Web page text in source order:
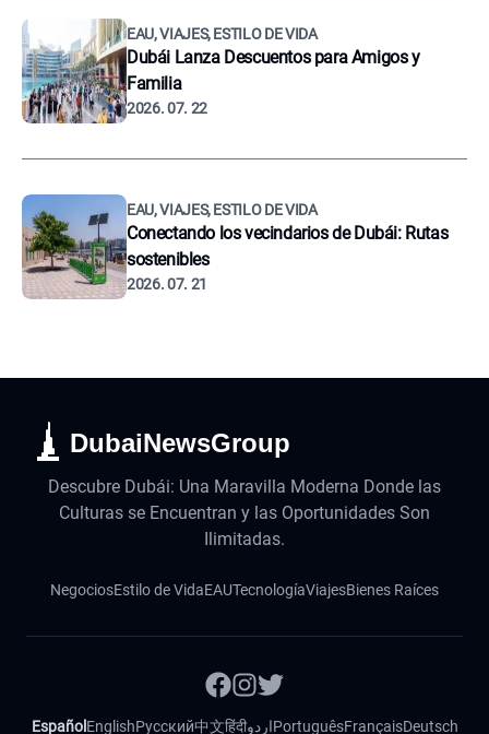
EAU, VIAJES, ESTILO DE VIDA
Dubái Lanza Descuentos para Amigos y
Familia
2026. 07. 22
EAU, VIAJES, ESTILO DE VIDA
Conectando los vecindarios de Dubái: Rutas
sostenibles
2026. 07. 21
DubaiNewsGroup
Descubre Dubái: Una Maravilla Moderna Donde las
Culturas se Encuentran y las Oportunidades Son
Ilimitadas.
NegociosEstilo de VidaEAUTecnologíaViajesBienes Raíces
Español EnglishРусский中文हिंदीاردوPortuguêsFrançaisDeutsch